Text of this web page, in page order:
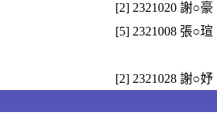
[2] 2321020 謝○豪
[5] 2321008 張○瑄
[2] 2321028 謝○妤